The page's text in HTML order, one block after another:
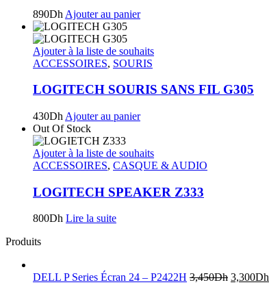
890Dh Ajouter au panier
Ajouter à la liste de souhaits
ACCESSOIRES, SOURIS
LOGITECH SOURIS SANS FIL G305
430Dh Ajouter au panier
Out Of Stock
Ajouter à la liste de souhaits
ACCESSOIRES, CASQUE & AUDIO
LOGITECH SPEAKER Z333
800Dh Lire la suite
Produits
DELL P Series Écran 24 – P2422H 3,450Dh 3,300Dh